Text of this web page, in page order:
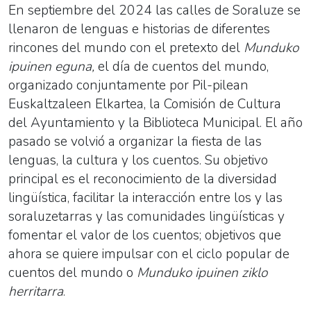
En septiembre del 2024 las calles de Soraluze se
llenaron de lenguas e historias de diferentes
rincones del mundo con el pretexto del Munduko
ipuinen eguna, el día de cuentos del mundo,
organizado conjuntamente por Pil-pilean
Euskaltzaleen Elkartea, la Comisión de Cultura
del Ayuntamiento y la Biblioteca Municipal. El año
pasado se volvió a organizar la fiesta de las
lenguas, la cultura y los cuentos. Su objetivo
principal es el reconocimiento de la diversidad
lingüística, facilitar la interacción entre los y las
soraluzetarras y las comunidades lingüísticas y
fomentar el valor de los cuentos; objetivos que
ahora se quiere impulsar con el ciclo popular de
cuentos del mundo o Munduko ipuinen ziklo
herritarra.